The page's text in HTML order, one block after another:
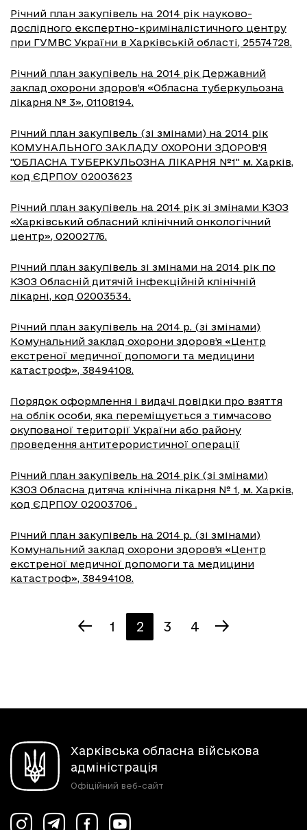
Річний план закупівель на 2014 рік науково-
дослідного експертно-криміналістичного центру
при ГУМВС України в Харківській області, 25574728.
Річний план закупівель на 2014 рік Державний
заклад охорони здоров’я «Обласна туберкульозна
лікарня № 3», 01108194.
Річний план закупівель (зі змінами) на 2014 рік
КОМУНАЛЬНОГО ЗАКЛАДУ ОХОРОНИ ЗДОРОВ’Я
"ОБЛАСНА ТУБЕРКУЛЬОЗНА ЛІКАРНЯ №1" м. Харків,
код ЄДРПОУ 02003623
Річний план закупівель на 2014 рік зі змінами КЗОЗ
«Харківський обласний клінічний онкологічний
центр», 02002776.
Річний план закупівель зі змінами на 2014 рік по
КЗОЗ Обласній дитячій інфекційній клінічній
лікарні, код 02003534.
Річний план закупівель на 2014 р. (зі змінами)
Комунальний заклад охорони здоров’я «Центр
екстреної медичної допомоги та медицини
катастроф», 38494108.
Порядок оформлення і видачі довідки про взяття
на облік особи, яка переміщується з тимчасово
окупованої території України або району
проведення антитерористичної операції
Річний план закупівель на 2014 рік (зі змінами)
КЗОЗ Обласна дитяча клінічна лікарня № 1, м. Харків,
код ЄДРПОУ 02003706 .
Річний план закупівель на 2014 р. (зі змінами)
Комунальний заклад охорони здоров’я «Центр
екстреної медичної допомоги та медицини
катастроф», 38494108.
1 2 3 4
Харківська обласна військова
адміністрація
Офіційний веб-сайт